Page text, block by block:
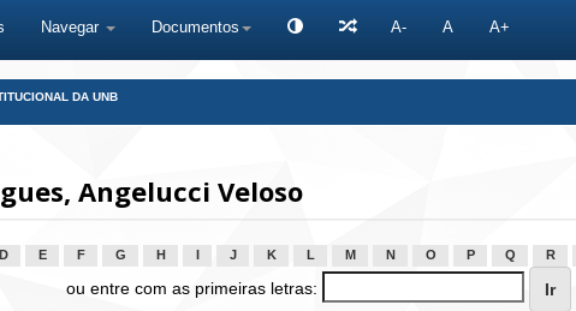
Navegar Documentos A- A A+
DA UNB
Angelucci Veloso
D E F G H J K L M N O P Q R
ou entre com as primeiras letras: